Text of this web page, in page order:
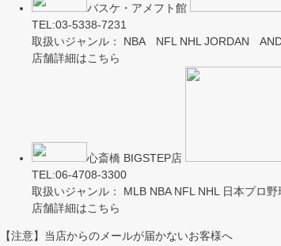
バスケ・アメフト館
TEL:03-5338-7231
取扱いジャンル： NBA NFL NHL JORDAN
店舗詳細はこちら
心斎橋 BIGSTEP店
TEL:06-4708-3300
取扱いジャンル： MLB NBA NFL NHL 日本プロ
店舗詳細はこちら
【注意】当店からのメールが届かないお客様へ